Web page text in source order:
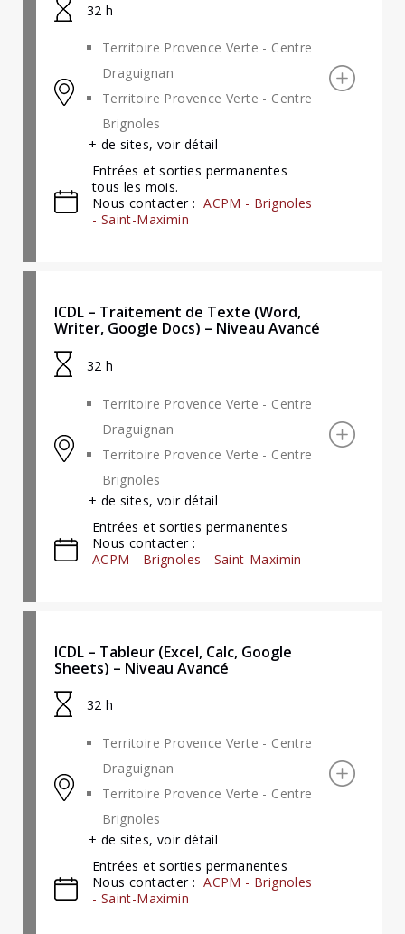
32 h
Territoire Provence Verte - Centre
Draguignan
Territoire Provence Verte - Centre
Brignoles
+ de sites, voir détail
Entrées et sorties permanentes
tous les mois.
Nous contacter :ACPM - Brignoles
- Saint-Maximin
ICDL – Traitement de Texte (Word,
Writer, Google Docs) – Niveau Avancé
32 h
Territoire Provence Verte - Centre
Draguignan
Territoire Provence Verte - Centre
Brignoles
+ de sites, voir détail
Entrées et sorties permanentes
Nous contacter :
ACPM - Brignoles - Saint-Maximin
ICDL – Tableur (Excel, Calc, Google
Sheets) – Niveau Avancé
32 h
Territoire Provence Verte - Centre
Draguignan
Territoire Provence Verte - Centre
Brignoles
+ de sites, voir détail
Entrées et sorties permanentes
Nous contacter :ACPM - Brignoles
- Saint-Maximin